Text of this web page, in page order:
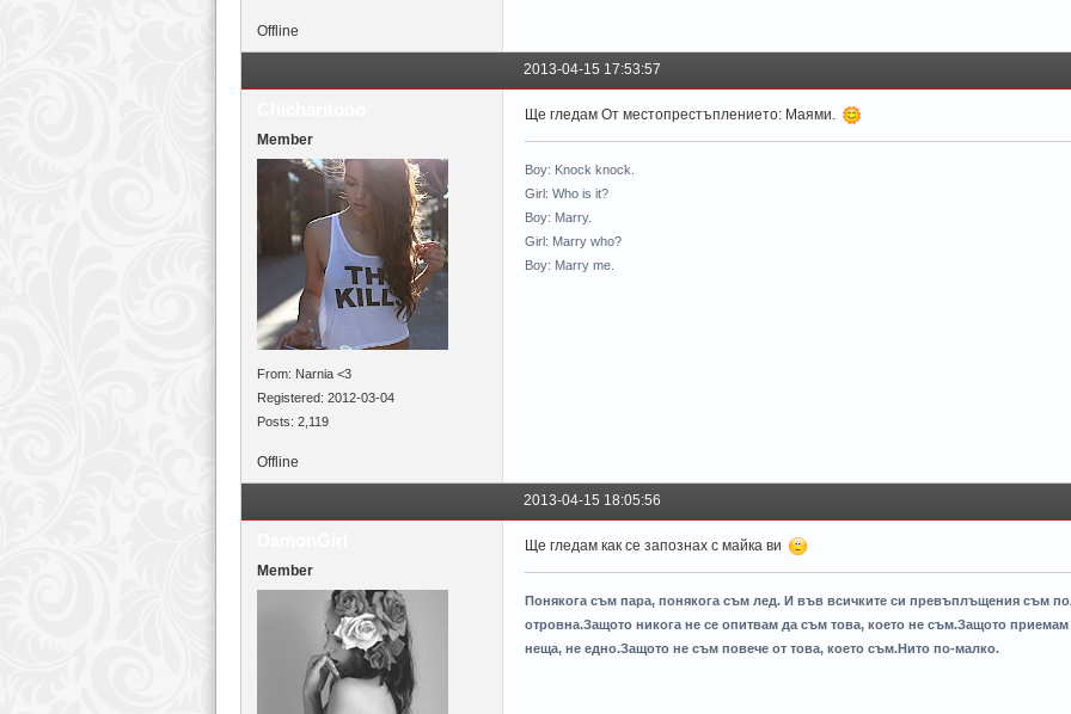
Offline
2013-04-15 17:53:57
Member
From: Narnia <3
Registered: 2012-03-04
Posts: 2,119
Ще гледам От местопрестъплението: Маями.
Boy: Knock knock.
Girl: Who is it?
Boy: Marry.
Girl: Marry who?
Boy: Marry me.
Offline
2013-04-15 18:05:56
Member
Ще гледам как се запознах с майка ви
Понякога съм пара, понякога съм лед. И във всичките си превъплъщения съм
отровна.Защото никога не се опитвам да съм това, което не съм.Защото
неща, не едно.Защото не съм повече от това, което съм.Нито по-малко.